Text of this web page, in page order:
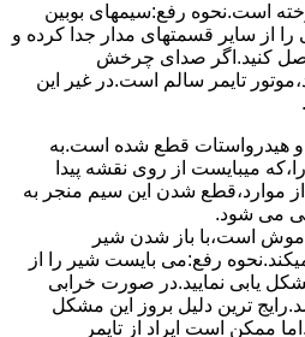
اﺳﺖ.نحوه رﻓﻊ:سیمهای ﺑﻮﺑﯿﻦ
را از ﺳﺎﯾﺮ قسمتهای ﻣﺪار ﺟﺪا کرده و
برق ۲۲۰ وﻟﺖ ﻣﺘﺼﻞ کنید.اﮔﺮ ﺻﺪای ﭼﺮﺧﺶ
ﺗﺎﯾﻤﺮ ﺳﺎﻟﻢ اﺳﺖ.در ﻏﯿﺮ اﯾﻦ
و ﻫﯿﺪرواﺳﺘﺎت ﻗﻄﻊ ﺷﺪه اﺳﺖ.به
میبایست از روی ﻧﻘﺸﻪ ﭘﯿﺪا
موارد،ﻗﻄﻊ ﺷﺪن اﯾﻦ ﺳﯿﻢ ﻣﻨﺠﺮ ﺑﻪ
می شود.
ﺧﺎﻣﻮش اﺳﺖ،ﺑﺎ ﺑﺎز ﺷﺪن ﺷﯿﺮ
رﻓﻊ:می بایست ﺷﯿﺮ را از
یابی نمایید.در صورت خرابی
ترین دلیل بروز این مشکل
ممکن است ایراد از تایمر